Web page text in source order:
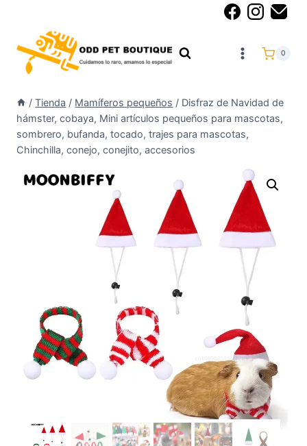
0
/ Tienda / Mamíferos pequeños / Disfraz de Navidad de
hámster, cobaya, Mini artículos pequeños para mascotas,
sombrero, bufanda, tocado, trajes para mascotas,
Chinchilla, conejo, conejito, accesorios